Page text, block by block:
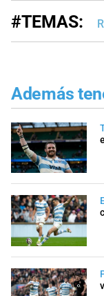
#TEMAS:
Además